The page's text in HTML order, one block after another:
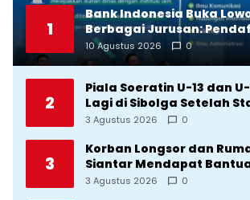
1
Bank Indonesia Buka
Berbagai Jurusan:
Agustus 2026
10 Agustus 2026 0
2
Piala Soeratin U-13 dan
Lagi di Sibolga Setelah
Direvitalisasi Wali Kota
3 Agustus 2026 0
3
Korban Longsor dan
Siantar Mendapat
3 Agustus 2026 0